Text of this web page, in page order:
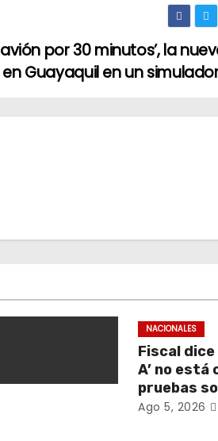
avión por 30 minutos’, la
Guayaquil en un
NACIONALES
Fiscal dice
A’ no está
pruebas
Ago 5, 2026